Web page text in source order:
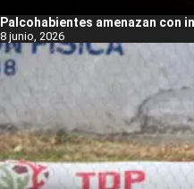
Palcohabientes amenazan con
8 junio, 2026